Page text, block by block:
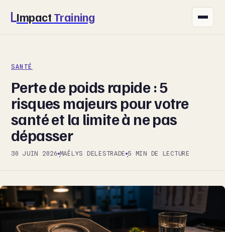
Impact Training
NUTRITION
SANTÉ
SPORT
BIEN-ÊTRE
SANTÉ
Perte de poids rapide : 5
risques majeurs pour votre
santé et la limite à ne pas
dépasser
30 JUIN 2026·MAËLYS DELESTRADE·5 MIN DE LECTURE